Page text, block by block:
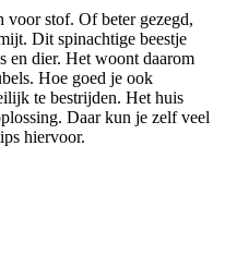
voor stof. Of beter gezegd,
Dit spinachtige beestje
en dier. Het woont daarom
Hoe goed je ook
te bestrijden. Het huis
Daar kun je zelf veel
hiervoor.